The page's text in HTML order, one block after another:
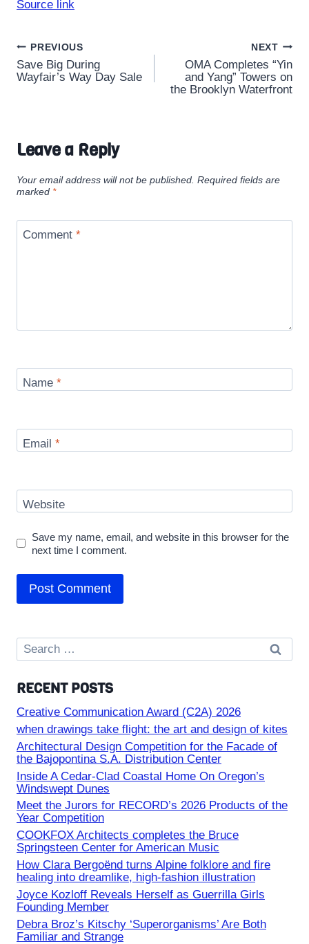
Source link
Post
navigation
PREVIOUS
Save Big During
Wayfair’s Way Day Sale
NEXT
OMA Completes “Yin
and Yang” Towers on
the Brooklyn Waterfront
Leave a Reply
Your email address will not be published. Required fields are
marked *
Comment *
Name *
Email *
Website
Save my name, email, and website in this browser for the
next time I comment.
Search
for:
RECENT POSTS
Creative Communication Award (C2A) 2026
when drawings take flight: the art and design of kites
Architectural Design Competition for the Facade of
the Bajopontina S.A. Distribution Center
Inside A Cedar-Clad Coastal Home On Oregon’s
Windswept Dunes
Meet the Jurors for RECORD’s 2026 Products of the
Year Competition
COOKFOX Architects completes the Bruce
Springsteen Center for American Music
How Clara Bergoënd turns Alpine folklore and fire
healing into dreamlike, high-fashion illustration
Joyce Kozloff Reveals Herself as Guerrilla Girls
Founding Member
Debra Broz’s Kitschy ‘Superorganisms’ Are Both
Familiar and Strange